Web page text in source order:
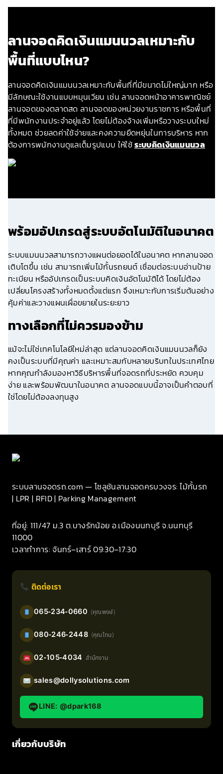
ลานจอดคิดเงินแมนนวลเหมาะกับ
พื้นที่แบบไหน?
ลานจอดคิดเงินแมนนวลเหมาะกับพื้นที่ที่มีขนาดไม่ใหญ่มาก หรือ
มีลักษณะใช้งานแบบหมุนเวียน เช่น ลานจอดหน้าอาคารพาณิชย์
ลานจอดของตลาดสด ลานจอดของหน่วยงานราชการ หรือพื้นที่
ที่มีพนักงานประจำอยู่แล้ว โดยไม่ต้องจ้างเพิ่มหรือวางระบบใหม่
ทั้งหมด ช่วยลดค่าใช้จ่ายและคงความยืดหยุ่นในการบริหาร หาก
ต้องการพนักงานดูแลเต็มรูปแบบ ให้ใช้ระบบคิดเงินแมนนวล
พร้อมอัปเกรดสู่ระบบอัตโนมัติในอนาคต
ระบบแมนนวลสามารถวางแผนต่อยอดได้ในอนาคต หากลานจอด
เติบโตขึ้น เช่น สามารถเพิ่มไม้กั้นรถยนต์ เชื่อมต่อระบบอ่านป้าย
ทะเบียน หรืออัปเกรดเป็นระบบคิดเงินอัตโนมัติได้ โดยไม่ต้อง
เปลี่ยนโครงสร้างทั้งหมดตั้งแต่แรก จึงเหมาะกับการเริ่มต้นอย่าง
คุ้มค่าและวางแผนเผื่อขยายในระยะยาว
ทางเลือกที่ไม่ควรมองข้าม
แม้จะไม่ใช่เทคโนโลยีใหม่ล่าสุด แต่ลานจอดคิดเงินแมนนวลก็ยัง
คงเป็นระบบที่มีคุณค่า และเหมาะสมกับหลายบริบทในประเทศไทย
หากคุณกำลังมองหาวิธีบริหารพื้นที่จอดรถที่ประหยัด ควบคุม
ง่าย และพร้อมพัฒนาในอนาคต ลานจอดแบบนี้อาจเป็นคำตอบที่
ใช่โดยไม่ต้องลงทุนสูง
ระบบลานจอดรถ.com — โซลูชันลานจอดครบวงจร: ไม้กั้นรถ
| LPR | RFID | Parking Management
ที่อยู่: 111/47 ม.3 ต.บางรักน้อย อ.เมืองนนทบุรี จ.นนทบุรี
11000
เวลาทำการ: จันทร์–เสาร์ 09:30–17:30
ติดต่อเรา
065-234-0660 (คุณพงษ์)
080-246-2448 (คุณโทน)
02-105-4034 สำนักงาน
sales@dollysolutions.com
LINE: @dpark168
เกี่ยวกับบริษัท